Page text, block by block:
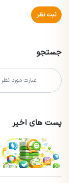
ثبت نظر
جستجو
پست های اخیر